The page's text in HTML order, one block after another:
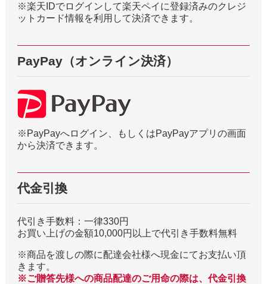
※楽天IDでログインして楽天ペイに登録済みのクレジ
ットカード情報を利用して決済できます。
PayPay（オンライン決済）
※PayPayへログイン、もしくはPayPayアプリの画面
から決済できます。
代金引換
代引き手数料：一律330円
お買い上げの金額10,000円以上で代引き手数料無料
※商品を渡しの際に配達会社様へ現金にてお支払い頂
きます。
※ご贈答先様への商品配達のご用命の際は、代金引換